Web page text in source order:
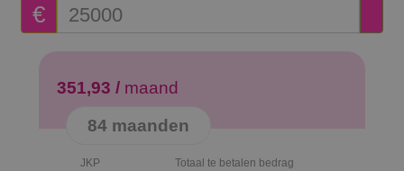
€
te betalen bedrag
JKP